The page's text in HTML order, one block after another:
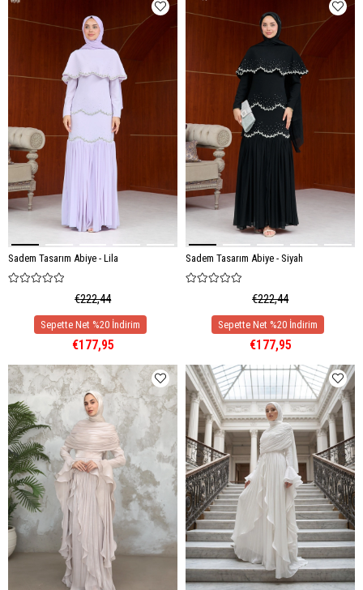
Sadem Tasarım Abiye - Lila
€222,44
€177,95
Sadem Tasarım Abiye - Siyah
€222,44
€177,95